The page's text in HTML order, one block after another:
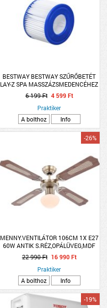
BESTWAY BESTWAY SZŰRŐBETÉT
LAY-Z SPA MASSZÁZSMEDENCÉHEZ
(VI)
6 199 Ft 4 599 Ft
Praktiker
A bolthoz
Info
MENNY.VENTILÁTOR 106CM 1X E27
60W ANTIK S.RÉZ,OPÁLÜVEG,MDF
TÖLGY,NÁD
-26%
22 990 Ft 16 990 Ft
Praktiker
A bolthoz
Info
-19%